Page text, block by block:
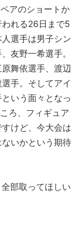
アのショートか
われる26日まで5
選手は男子シン
友野一希選手。
舞依選手、渡辺
手。そしてアイ
いう面々となっ
ろ、フィギュア
けど、今大会は
ないかという期待
部取ってほしい